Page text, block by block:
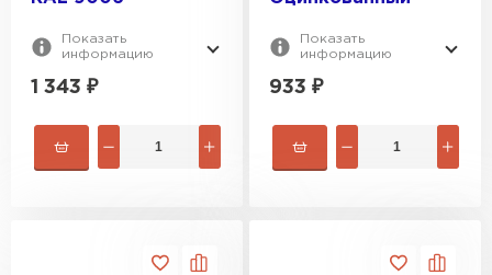
Показать
информацию
1 343 ₽
Показать
информацию
933 ₽